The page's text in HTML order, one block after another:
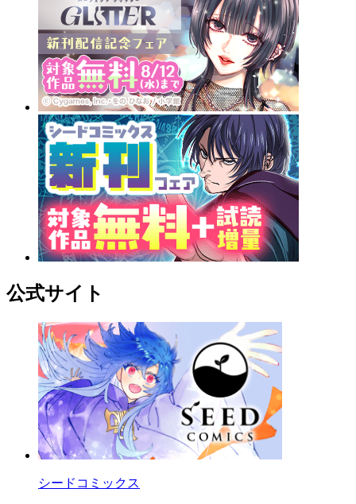
公式サイト
シードコミックス